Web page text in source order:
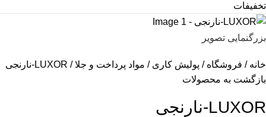
تخفیفات
بزرگنمایی تصویر
خانه فروشگاه پولیش کاری مواد پرداخت و جلا LUXOR-نارنجی
بازگشت به محصولات
LUXOR-نارنجی